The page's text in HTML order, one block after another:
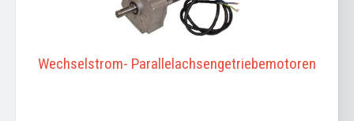
Wechselstrom- Parallelachsengetriebemotoren